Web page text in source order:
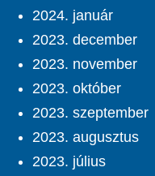
2024. január
2023. december
2023. november
2023. október
2023. szeptember
2023. augusztus
2023. július